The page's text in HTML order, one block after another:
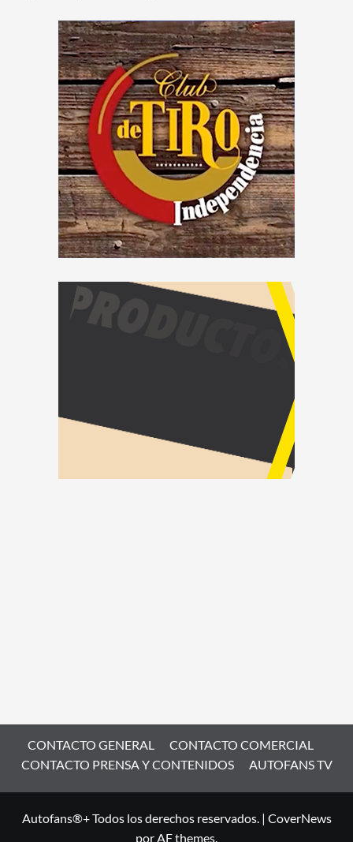
CONTACTO GENERAL
CONTACTO COMERCIAL
CONTACTO PRENSA Y CONTENIDOS
AUTOFANS TV
Autofans®+ Todos los derechos reservados. | CoverNews
por AF themes.